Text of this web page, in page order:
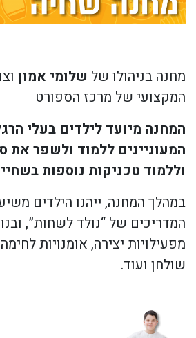
מחנה בניהולו של שלומי אמון
המקצועי של מרכז הספורט
המחנה מיועד לילדים בעלי
המעוניינים ללמוד ולשפר את
וללמוד טכניקות נוספות
במהלך המחנה, ייהנו הילדים
המדריכים של “נולד לשחות”,
מפעילויות יצירה, אומנויות
שולחן ועוד.